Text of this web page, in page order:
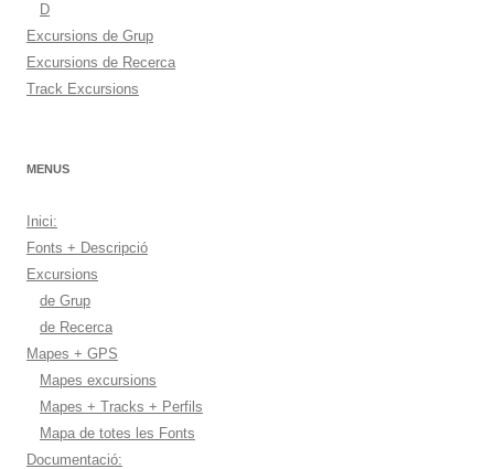
D
Excursions de Grup
Excursions de Recerca
Track Excursions
MENUS
Inici:
Fonts + Descripció
Excursions
de Grup
de Recerca
Mapes + GPS
Mapes excursions
Mapes + Tracks + Perfils
Mapa de totes les Fonts
Documentació: